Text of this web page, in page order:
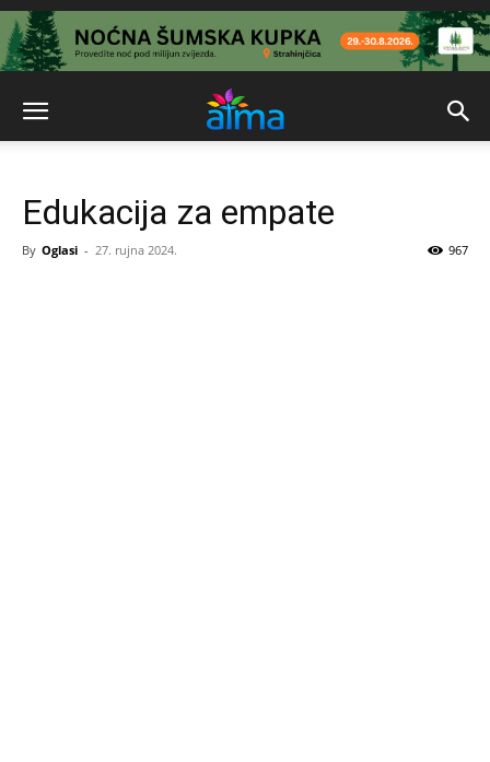
Edukacija za empate
By Oglasi - 27. rujna 2024. 967